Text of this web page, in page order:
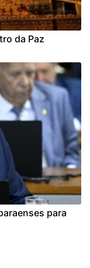
da Paz
para